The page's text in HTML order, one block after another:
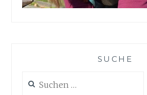
SUCHE
nach: